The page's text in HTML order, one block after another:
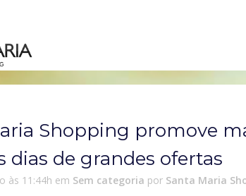
Shopping promove
dias de grandes ofertas
às 11:44h em Sem categoria por Santa Maria